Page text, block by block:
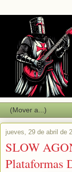
jueves, 29 de abril de
SLOW
Plataformas